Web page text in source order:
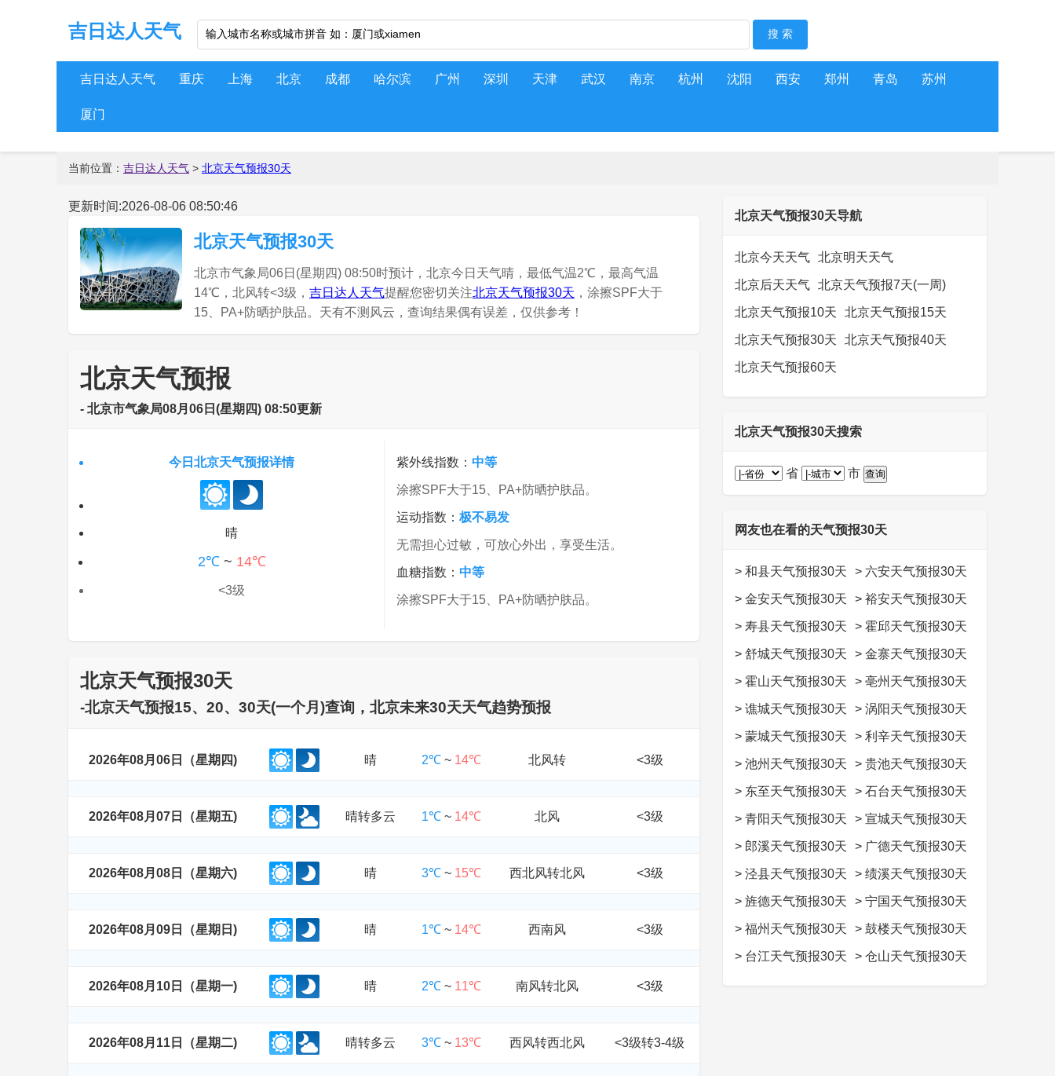
吉日达人天气
吉日达人天气 重庆 上海 北京 成都 哈尔滨 广州 深圳 天津 武汉 南京 杭州 沈阳 西安 郑州 青岛 苏州
厦门
当前位置： 吉日达人天气 > 北京天气预报30天
更新时间:2026-08-06 08:50:46
北京天气预报30天
北京市气象局06日(星期四) 08:50时预计，北京今日天气晴，最低气温2℃，最高气温
14℃，北风转<3级， 吉日达人天气提醒您密切关注北京天气预报30天 ，涂擦SPF大于
15、PA+防晒护肤品。天有不测风云，查询结果偶有误差，仅供参考！
北京天气预报
- 北京市气象局08月06日(星期四) 08:50更新
今日北京天气预报详情
晴
2℃~ 14℃
<3级
紫外线指数： 中等
涂擦SPF大于15、PA+防晒护肤品。
运动指数： 极不易发
无需担心过敏，可放心外出，享受生活。
血糖指数： 中等
涂擦SPF大于15、PA+防晒护肤品。
北京天气预报30天
-北京天气预报15、20、30天(一个月)查询，北京未来30天天气趋势预报
2026年08月06日（星期四) 晴 2℃ ~ 14℃ 北风转 <3级
2026年08月07日（星期五) 晴转多云 1℃ ~ 14℃ 北风 <3级
2026年08月08日（星期六) 晴 3℃ ~ 15℃ 西北风转北风 <3级
2026年08月09日（星期日) 晴 1℃ ~ 14℃ 西南风 <3级
2026年08月10日（星期一) 晴 2℃ ~ 11℃ 南风转北风 <3级
2026年08月11日（星期二) 晴转多云 3℃ ~ 13℃ 西风转西北风 <3级转3-4级
北京天气预报30天导航
北京今天天气 北京明天天气
北京后天天气 北京天气预报7天(一周)
北京天气预报10天 北京天气预报15天
北京天气预报30天 北京天气预报40天
北京天气预报60天
北京天气预报30天搜索
省 市
网友也在看的天气预报30天
> 和县天气预报30天 > 六安天气预报30天
> 金安天气预报30天 > 裕安天气预报30天
> 寿县天气预报30天 > 霍邱天气预报30天
> 舒城天气预报30天 > 金寨天气预报30天
> 霍山天气预报30天 > 亳州天气预报30天
> 谯城天气预报30天 > 涡阳天气预报30天
> 蒙城天气预报30天 > 利辛天气预报30天
> 池州天气预报30天 > 贵池天气预报30天
> 东至天气预报30天 > 石台天气预报30天
> 青阳天气预报30天 > 宣城天气预报30天
> 郎溪天气预报30天 > 广德天气预报30天
> 泾县天气预报30天 > 绩溪天气预报30天
> 旌德天气预报30天 > 宁国天气预报30天
> 福州天气预报30天 > 鼓楼天气预报30天
> 台江天气预报30天 > 仓山天气预报30天